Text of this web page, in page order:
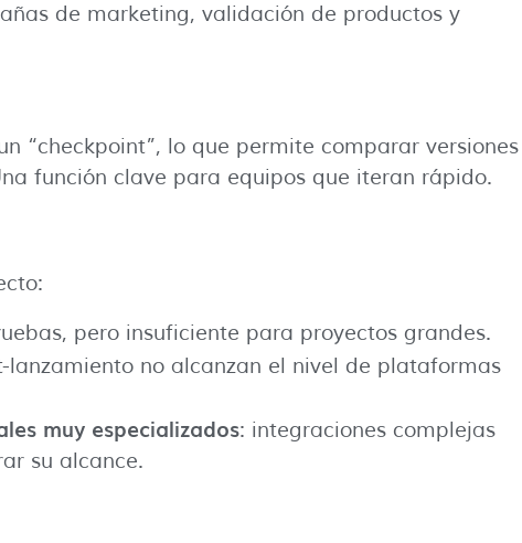
de marketing, validación de productos y
“checkpoint”, lo que permite comparar versiones
función clave para equipos que iteran rápido.
pero insuficiente para proyectos grandes.
lanzamiento no alcanzan el nivel de plataformas
muy especializados: integraciones complejas
su alcance.